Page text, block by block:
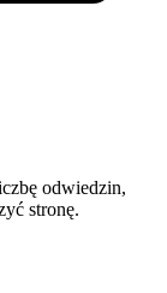
odwiedzin,
stronę.